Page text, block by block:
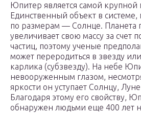
Юпитер является самой крупной
Единственный объект в
по размерам — Солнце. Планета
увеличивает свою массу за счет
частиц, поэтому ученые
может переродиться в звезду
карлика (субзвезду). На небе
невооруженным глазом,
яркости он уступает Солнцу,
Благодаря этому его свойству,
обнаружен людьми еще 400 лет